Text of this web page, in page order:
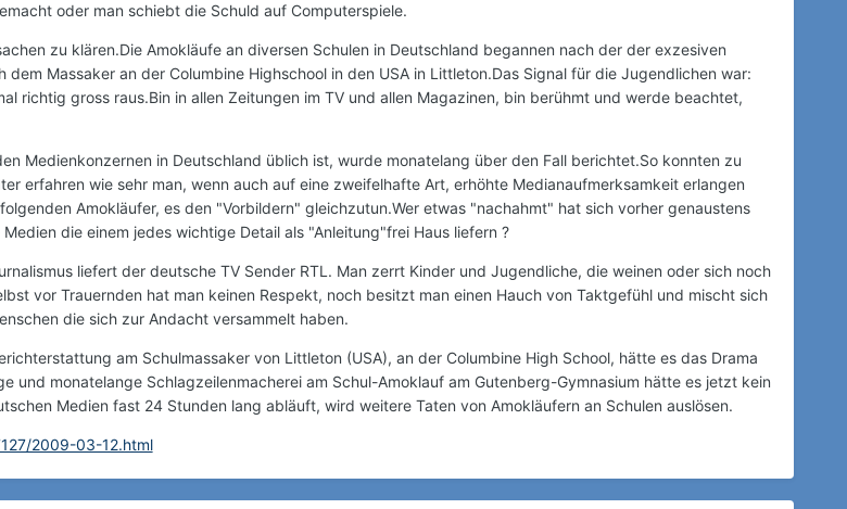
oder man schiebt die Schuld auf Computerspiele.
zu klären.Die Amokläufe an diversen Schulen in Deutschland begannen nach der der exzesiven
Massaker an der Columbine Highschool in den USA in Littleton.Das Signal für die Jugendlichen war:
richtig gross raus.Bin in allen Zeitungen im TV und allen Magazinen, bin berühmt und werde beachtet,
Medienkonzernen in Deutschland üblich ist, wurde monatelang über den Fall berichtet.So konnten zu
erfahren wie sehr man, wenn auch auf eine zweifelhafte Art, erhöhte Medianaufmerksamkeit erlangen
Amokläufer, es den "Vorbildern" gleichzutun.Wer etwas "nachahmt" hat sich vorher genaustens
die einem jedes wichtige Detail als "Anleitung"frei Haus liefern ?
liefert der deutsche TV Sender RTL. Man zerrt Kinder und Jugendliche, die weinen oder sich noch
vor Trauernden hat man keinen Respekt, noch besitzt man einen Hauch von Taktgefühl und mischt sich
die sich zur Andacht versammelt haben.
am Schulmassaker von Littleton (USA), an der Columbine High School, hätte es das Drama
und monatelange Schlagzeilenmacherei am Schul-Amoklauf am Gutenberg-Gymnasium hätte es jetzt kein
Medien fast 24 Stunden lang abläuft, wird weitere Taten von Amokläufern an Schulen auslösen.
2009-03-12.html